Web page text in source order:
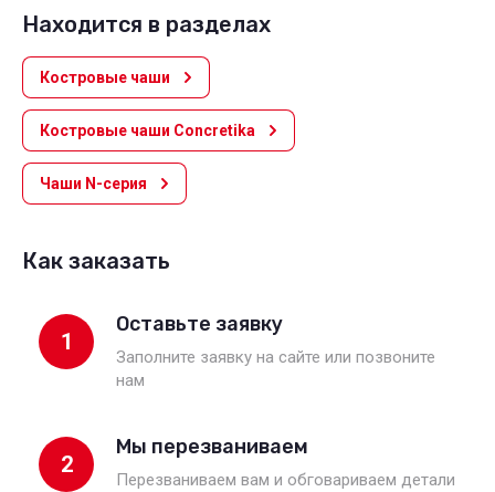
Находится в разделах
Костровые чаши
Костровые чаши Concretika
Чаши N-серия
Как заказать
1
Оставьте заявку
Заполните заявку на сайте или позвоните
нам
2
Мы перезваниваем
Перезваниваем вам и обговариваем детали